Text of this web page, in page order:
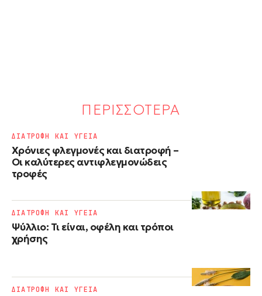
ΠΕΡΙΣΣΟΤΕΡΑ
Χρόνιες φλεγμονές και διατροφή –
Οι καλύτερες αντιφλεγμονώδεις
τροφές
ΔΙΑΤΡΟΦΗ ΚΑΙ ΥΓΕΙΑ
Ψύλλιο: Τι είναι, οφέλη και τρόποι
χρήσης
ΔΙΑΤΡΟΦΗ ΚΑΙ ΥΓΕΙΑ
ΔΙΑΤΡΟΦΗ ΚΑΙ ΥΓΕΙΑ